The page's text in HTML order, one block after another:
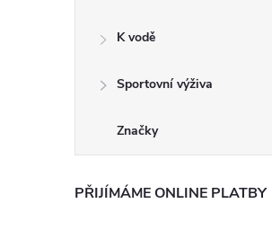
K vodě
Sportovní výživa
Značky
PŘIJÍMÁME ONLINE PLATBY